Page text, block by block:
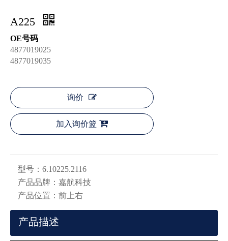
A225
OE号码
4877019025
4877019035
询价
加入询价篮
型号： 6.10225.2116
产品品牌： 嘉航科技
产品位置： 前上右
产品描述